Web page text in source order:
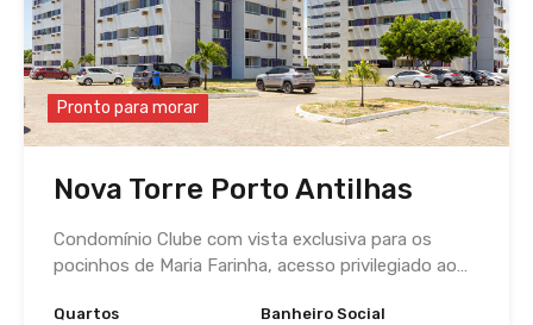
Pronto para morar
Nova Torre Porto Antilhas
Condomínio Clube com vista exclusiva para os
pocinhos de Maria Farinha, acesso privilegiado ao…
Quartos Banheiro Social